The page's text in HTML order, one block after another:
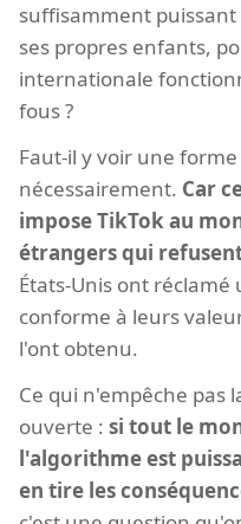
suffisamment
ses propres enfants,
internationale
fous ?
Faut-il y voir une forme
nécessairement. Car
impose TikTok au
étrangers qui
États-Unis ont
conforme à leurs
l'ont obtenu.
Ce qui n'empêche pas
ouverte : si tout le
l'algorithme est
en tire les